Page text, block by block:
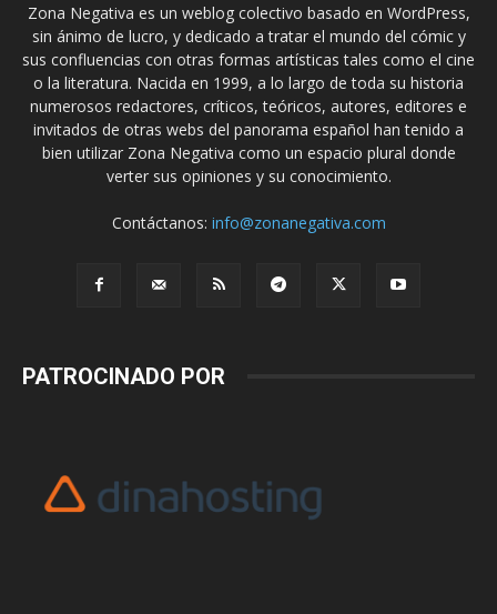
Zona Negativa es un weblog colectivo basado en WordPress,
sin ánimo de lucro, y dedicado a tratar el mundo del cómic y
sus confluencias con otras formas artísticas tales como el cine
o la literatura. Nacida en 1999, a lo largo de toda su historia
numerosos redactores, críticos, teóricos, autores, editores e
invitados de otras webs del panorama español han tenido a
bien utilizar Zona Negativa como un espacio plural donde
verter sus opiniones y su conocimiento.
Contáctanos: info@zonanegativa.com
PATROCINADO POR